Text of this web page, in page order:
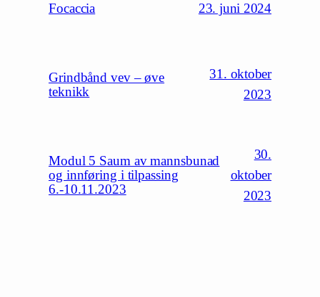
Focaccia 23. juni 2024
Grindbånd vev – øve
teknikk
31. oktober
2023
Modul 5 Saum av mannsbunad
og innføring i tilpassing
6.-10.11.2023
30.
oktober
2023